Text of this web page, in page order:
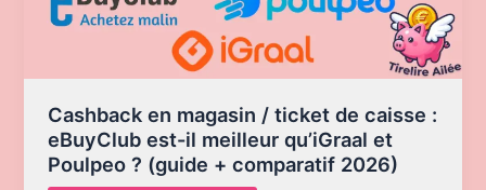
Cashback en magasin / ticket de caisse :
eBuyClub est-il meilleur qu’iGraal et
Poulpeo ? (guide + comparatif 2026)